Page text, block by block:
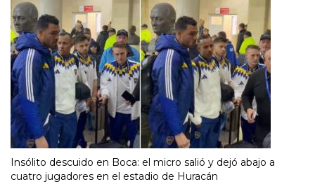
Insólito descuido en Boca: el micro salió y dejó abajo a
cuatro jugadores en el estadio de Huracán